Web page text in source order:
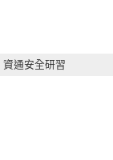
資通安全研習